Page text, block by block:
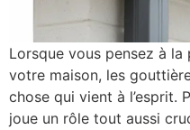
Lorsque vous pensez à
votre maison, les
chose qui vient à l’esprit.
joue un rôle tout aussi